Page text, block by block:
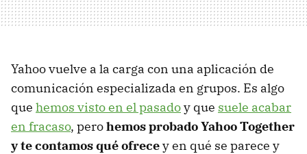
Yahoo vuelve a la carga con una aplicación de
comunicación especializada en grupos. Es algo
que hemos visto en el pasadoy que suele acabar
en fracaso, perohemos probado Yahoo Together
y te contamos qué ofrecey en qué se parece y